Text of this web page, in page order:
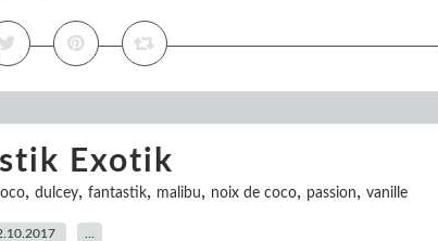
Exotik
, dulcey, fantastik, malibu, noix de coco, passion, vanille